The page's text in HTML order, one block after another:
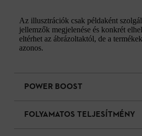
Az illusztrációk csak példaként
jellemzők megjelenése és konkrét
eltérhet az ábrázoltaktól, de a
azonos.
POWER BOOST
FOLYAMATOS TELJESÍTMÉNY